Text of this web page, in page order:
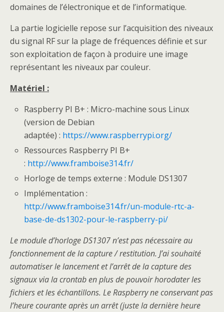
domaines de l’électronique et de l’informatique.
La partie logicielle repose sur l’acquisition des niveaux
du signal RF sur la plage de fréquences définie et sur
son exploitation de façon à produire une image
représentant les niveaux par couleur.
Matériel :
Raspberry PI B+ : Micro-machine sous Linux
(version de Debian
adaptée) : https://www.raspberrypi.org/
Ressources Raspberry PI B+
: http://www.framboise314.fr/
Horloge de temps externe : Module DS1307
Implémentation :
http://www.framboise314.fr/un-module-rtc-a-
base-de-ds1302-pour-le-raspberry-pi/
Le module d’horloge DS1307 n’est pas nécessaire au
fonctionnement de la capture / restitution. J’ai souhaité
automatiser le lancement et l’arrêt de la capture des
signaux via la crontab en plus de pouvoir horodater les
fichiers et les échantillons. Le Raspberry ne conservant pas
l’heure courante après un arrêt (juste la dernière heure